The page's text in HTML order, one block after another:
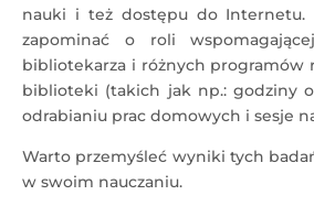
nauki i też dostępu do Internetu.
zapominać o roli
bibliotekarza i różnych programów
biblioteki (takich jak np.: godziny
odrabianiu prac domowych i sesje
Warto przemyśleć wyniki tych
w swoim nauczaniu.